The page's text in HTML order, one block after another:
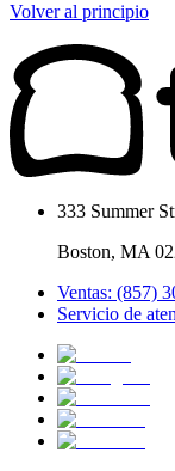
Volver al principio
333 Summer
Boston, MA
Ventas: (857)
Servicio de